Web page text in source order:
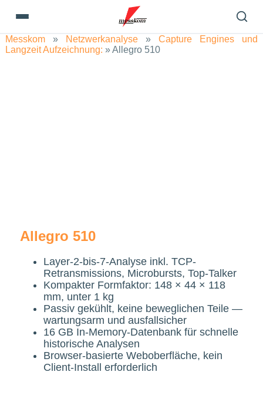
Messkom » Netzwerkanalyse » Capture Engines und
Langzeit Aufzeichnung: »Allegro 510
Allegro 510
Layer-2-bis-7-Analyse inkl. TCP-
Retransmissions, Microbursts, Top-Talker
Kompakter Formfaktor: 148 × 44 × 118
mm, unter 1 kg
Passiv gekühlt, keine beweglichen Teile —
wartungsarm und ausfallsicher
16 GB In-Memory-Datenbank für schnelle
historische Analysen
Browser-basierte Weboberfläche, kein
Client-Install erforderlich